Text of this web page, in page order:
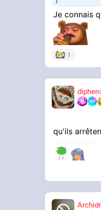
Je connais
1
diphen
qu'ils